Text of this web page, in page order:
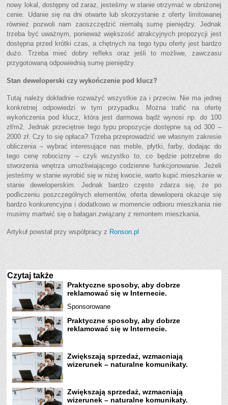
nowy lokal, dostępny od zaraz, jesteśmy w stanie otrzymać w obniżonej
cenie. Udanie się na dni otwarte lub skorzystanie z oferty limitowanej
również pozwoli nam zaoszczędzić niemałą sumę pieniędzy. Jednak
trzeba być uważnym, ponieważ większość atrakcyjnych propozycji jest
dostępna przed krótki czas, a chętnych na tego typu oferty jest bardzo
dużo. Trzeba mieć dobry refleks oraz jeśli to możliwe, zawczasu
przygotowaną odpowiednią sumę pieniędzy.
Stan deweloperski czy wykończenie pod klucz?
Tutaj należy dokładnie rozważyć wszystkie za i przeciw. Nie ma jednej
konkretnej odpowiedzi w tym przypadku. Można trafić na ofertę
wykończenia pod klucz, która jest darmowa bądź wynosi np. do 100
zł/m2. Jednak przeciętnie tego typu propozycje dostępne są od 300 –
2000 zł. Czy to się opłaca? Trzeba przeprowadzić we własnym zakresie
obliczenia – wybrać interesujące nas meble, płytki, farby, dodając do
tego cenę robocizny – czyli wszystko to, co będzie potrzebne do
stworzenia wnętrza umożliwiającego codzienne funkcjonowanie. Jeżeli
jesteśmy w stanie wyrobić się w niżej kwocie, warto kupić mieszkanie w
stanie deweloperskim. Jednak bardzo często zdarza się, że po
podliczeniu poszczególnych elementów, oferta dewelopera okazuje się
bardzo konkurencyjna i dodatkowo w momencie odbioru mieszkania nie
musimy martwić się o bałagan związany z remontem mieszkania.
Artykuł powstał przy współpracy z Ronson.pl
Czytaj także
Praktyczne sposoby, aby dobrze
reklamować się w Internecie.
Sponsorowane
Praktyczne sposoby, aby dobrze
reklamować się w Internecie.
Zwiększają sprzedaż, wzmacniają
wizerunek – naturalne komunikaty.
Zwiększają sprzedaż, wzmacniają
wizerunek – naturalne komunikaty.